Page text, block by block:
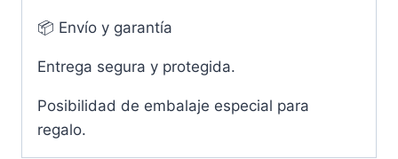
📦 Envío y garantía
Entrega segura y protegida.
Posibilidad de embalaje especial para
regalo.